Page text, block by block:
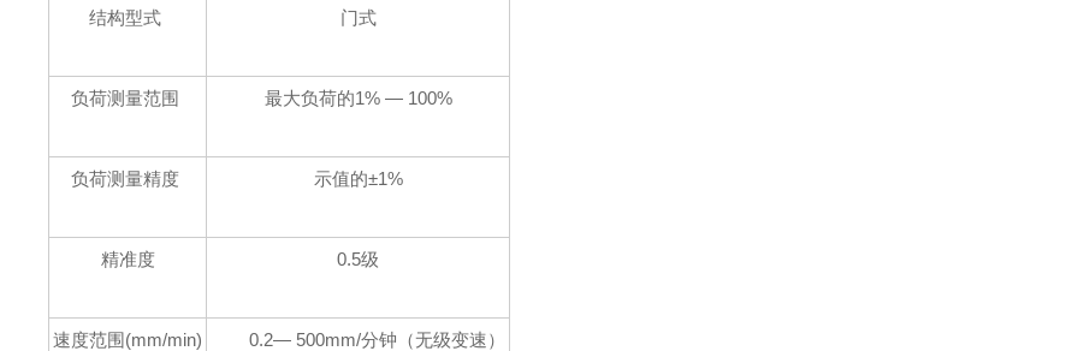
结构型式 门式
负荷测量范围 最大负荷的1% — 100%
负荷测量精度 示值的±1%
精准度 0.5级
速度范围(mm/min) 0.2— 500mm/分钟（无级变速）